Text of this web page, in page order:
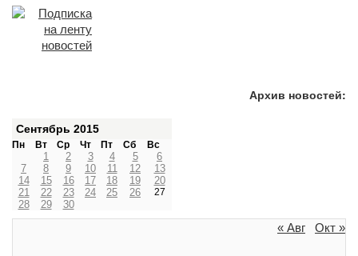
Архив новостей:
Сентябрь 2015
Пн Вт Ср Чт Пт Сб Вс
1 2 3 4 5
6
7
8 9 10 11 12
13
14
15 16 17 18 19
20
21
22 23 24 25 26 27
28 29 30
« Авг Окт »